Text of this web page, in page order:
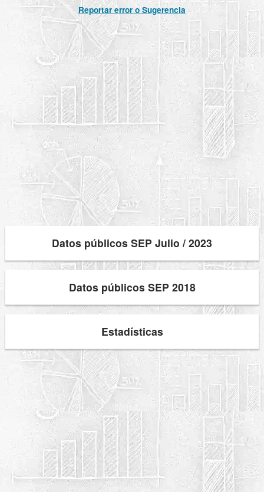
Reportar error o Sugerencia
Datos públicos SEP Julio / 2023
Datos públicos SEP 2018
Estadísticas